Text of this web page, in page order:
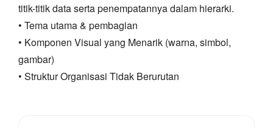
titik-titik data serta penempatannya dalam hierarki.
• Tema utama & pembagian
• Komponen Visual yang Menarik (warna, simbol,
gambar)
• Struktur Organisasi Tidak Berurutan